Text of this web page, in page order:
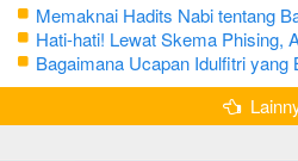
Memaknai Hadits Nabi tentang
Secara Bijak Agar Tidak
Hati-hati! Lewat Skema Phising,
Kurang dari 3 Menit
Bagaimana Ucapan Idulfitri yang
Rasulullah